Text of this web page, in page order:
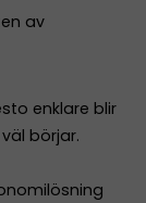
av
enklare blir
börjar.